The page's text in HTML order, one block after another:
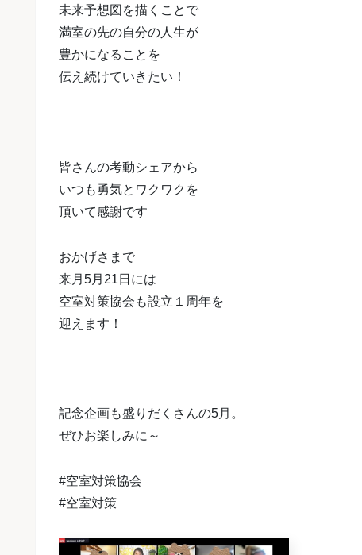
未来予想図を描くことで
満室の先の自分の人生が
豊かになることを
伝え続けていきたい！
皆さんの考動シェアから
いつも勇気とワクワクを
頂いて感謝です
おかげさまで
来月5月21日には
空室対策協会も設立１周年を
迎えます！
記念企画も盛りだくさんの5月。
ぜひお楽しみに～
#空室対策協会
#空室対策